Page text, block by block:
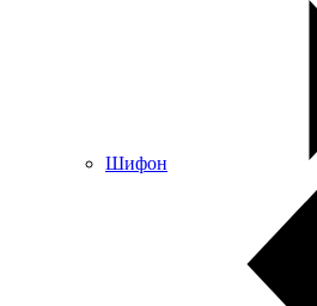
Шифон